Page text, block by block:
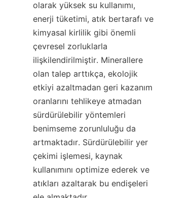
olarak yüksek su kullanımı,
enerji tüketimi, atık bertarafı ve
kimyasal kirlilik gibi önemli
çevresel zorluklarla
ilişkilendirilmiştir. Minerallere
olan talep arttıkça, ekolojik
etkiyi azaltmadan geri kazanım
oranlarını tehlikeye atmadan
sürdürülebilir yöntemleri
benimseme zorunluluğu da
artmaktadır. Sürdürülebilir yer
çekimi işlemesi, kaynak
kullanımını optimize ederek ve
atıkları azaltarak bu endişeleri